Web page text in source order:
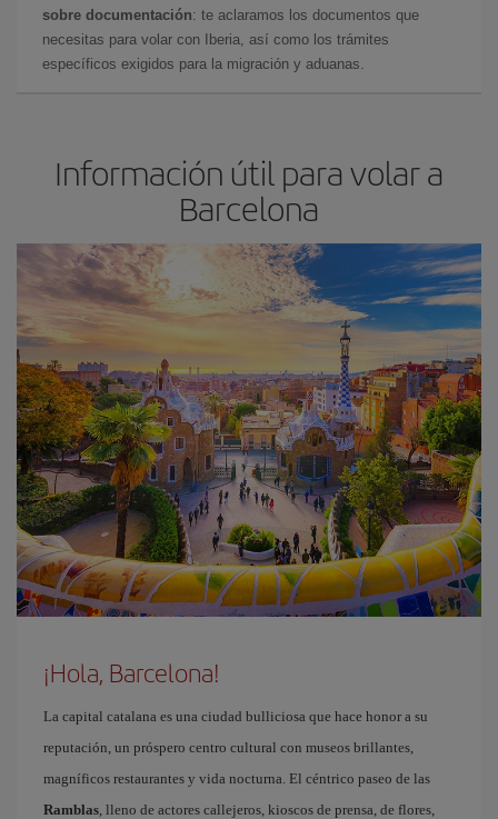
sobre documentación: te aclaramos los documentos que
necesitas para volar con Iberia, así como los trámites
específicos exigidos para la migración y aduanas.
Información útil para volar a
Barcelona
¡Hola, Barcelona!
La capital catalana es una ciudad bulliciosa que hace honor a su
reputación, un próspero centro cultural con museos brillantes,
magníficos restaurantes y vida nocturna. El céntrico paseo de las
Ramblas, lleno de actores callejeros, kioscos de prensa, de flores,